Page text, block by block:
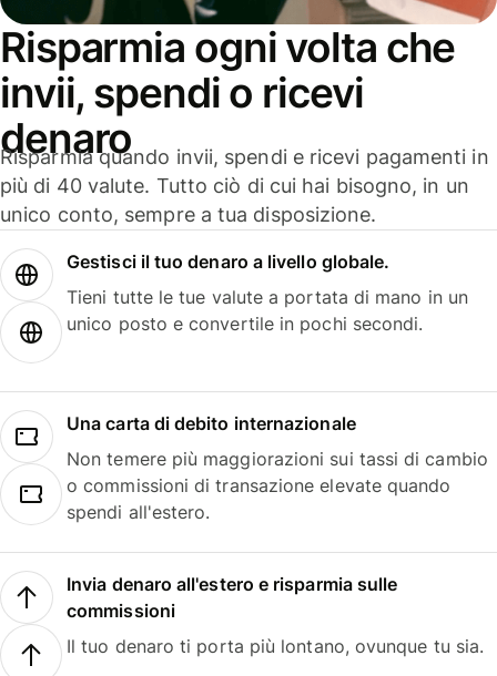
Risparmia ogni volta che
invii, spendi o ricevi
denaro
Risparmia quando invii, spendi e ricevi pagamenti in
più di 40 valute. Tutto ciò di cui hai bisogno, in un
unico conto, sempre a tua disposizione.
Gestisci il tuo denaro a livello globale.
Tieni tutte le tue valute a portata di mano in un
unico posto e convertile in pochi secondi.
Una carta di debito internazionale
Non temere più maggiorazioni sui tassi di cambio
o commissioni di transazione elevate quando
spendi all'estero.
Invia denaro all'estero e risparmia sulle
commissioni
Il tuo denaro ti porta più lontano, ovunque tu sia.